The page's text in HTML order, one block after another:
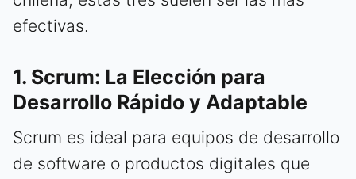
efectivas.
1. Scrum: La Elección para
Desarrollo Rápido y Adaptable
Scrum es ideal para equipos de desarrollo
de software o productos digitales que